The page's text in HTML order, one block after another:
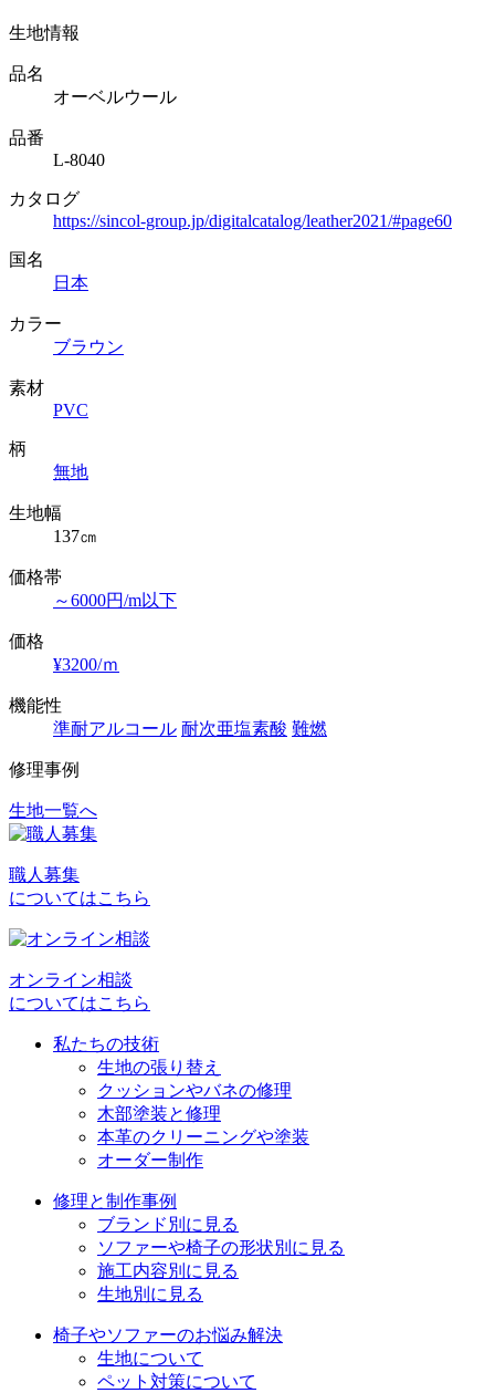
生地情報
品名
オーベルウール
品番
L-8040
カタログ
https://sincol-group.jp/digitalcatalog/leather2021/#page60
国名
日本
カラー
ブラウン
素材
PVC
柄
無地
生地幅
137㎝
価格帯
～6000円/m以下
価格
¥3200/ｍ
機能性
準耐アルコール 耐次亜塩素酸 難燃
修理事例
投
ナ
ビ
ー
生地一覧へ
職人募集
についてはこちら
オンライン相談
についてはこちら
私たちの技術
生地の張り替え
クッションやバネの修理
木部塗装と修理
本革のクリーニングや塗装
オーダー制作
修理と制作事例
ブランド別に見る
ソファーや椅子の形状別に見る
施工内容別に見る
生地別に見る
椅子やソファーのお悩み解決
生地について
ペット対策について